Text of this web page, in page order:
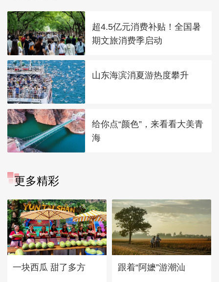
超4.5亿元消费补贴！全国暑
期文旅消费季启动
山东海滨消夏游热度攀升
给你点“颜色”，来看看大美青
海
更多精彩
一块西瓜 甜了多方 跟着“阿嬷”游潮汕